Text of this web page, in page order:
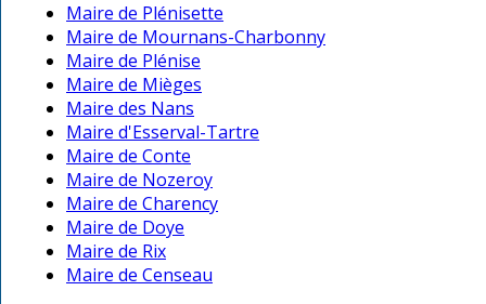
Maire de Plénisette
Maire de Mournans-Charbonny
Maire de Plénise
Maire de Mièges
Maire des Nans
Maire d'Esserval-Tartre
Maire de Conte
Maire de Nozeroy
Maire de Charency
Maire de Doye
Maire de Rix
Maire de Censeau